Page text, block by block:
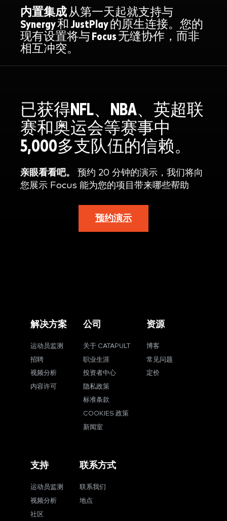
内置集成 从第一天起就支持与
Synergy 和 JustPlay 的原生连接。您的
现有设置将与 Focus 无缝协作，而非
相互冲突。
已获得NFL、NBA、英超联
赛和奥运会等赛事中
5,000多支队伍的信赖。
亲眼看看吧。 预约 20 分钟的演示，我们将向
您展示 Focus 能为您的项目带来哪些帮助
预约演示
解决方案
运动员监测
招聘
视频分析
内容许可
公司
关于 CATAPULT
职业生涯
投资者中心
隐私政策
标准条款
COOKIES 政策
新闻室
资源
博客
常见问题
定价
支持
运动员监测
视频分析
社区
联系方式
联系我们
地点